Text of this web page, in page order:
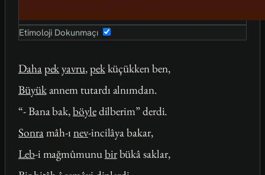
Etimoloji Dokunmaçı
Dahapekyavru,pekküçükken ben,
Büyükannem tutardı alnımdan.
“- Bana bak,böyledilberim” derdi.
Sonramâh-ınev-incilâya bakar,
Leb-i mağmûmunubirbükâ saklar,